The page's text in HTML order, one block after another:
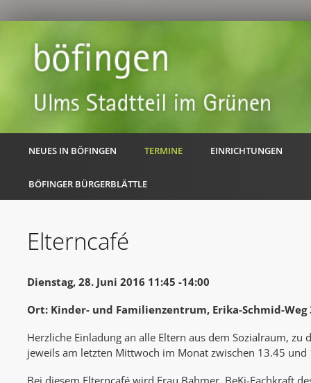
NEUES IN BÖFINGEN TERMINE EINRICHTUNGEN
BÖFINGER BÜRGERBLÄTTLE
Elterncafé
Dienstag, 28. Juni 2016 11:45 -14:00
Ort: Kinder- und Familienzentrum, Erika-Schmid-Weg
Herzliche Einladung an alle Eltern aus dem Sozialraum, zu
jeweils am letzten Mittwoch im Monat zwischen 13.45
Bei diesem Elterncafé wird Frau Bahmer, BeKi-Fachkraft